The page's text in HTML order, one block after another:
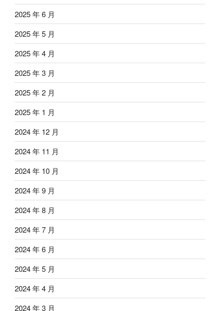
2025 年 6 月
2025 年 5 月
2025 年 4 月
2025 年 3 月
2025 年 2 月
2025 年 1 月
2024 年 12 月
2024 年 11 月
2024 年 10 月
2024 年 9 月
2024 年 8 月
2024 年 7 月
2024 年 6 月
2024 年 5 月
2024 年 4 月
2024 年 3 月